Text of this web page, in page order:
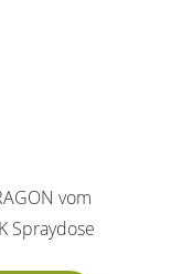
vom
Spraydose